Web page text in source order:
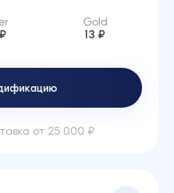
Gold
13 ₽
от 25 000 ₽